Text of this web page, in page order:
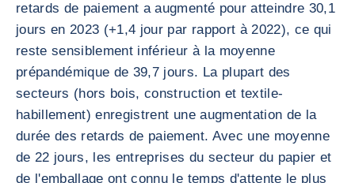
retards de paiement a augmenté pour atteindre 30,1
jours en 2023 (+1,4 jour par rapport à 2022), ce qui
reste sensiblement inférieur à la moyenne
prépandémique de 39,7 jours. La plupart des
secteurs (hors bois, construction et textile-
habillement) enregistrent une augmentation de la
durée des retards de paiement. Avec une moyenne
de 22 jours, les entreprises du secteur du papier et
de l'emballage ont connu le temps d'attente le plus